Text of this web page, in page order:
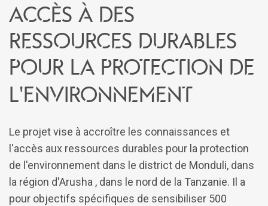
Accès à des
ressources durables
pour la protection de
l'environnement
Le projet vise à accroître les connaissances et
l'accès aux ressources durables pour la protection
de l'environnement dans le district de Monduli, dans
la région d'Arusha , dans le nord de la Tanzanie. Il a
pour objectifs spécifiques de sensibiliser 500